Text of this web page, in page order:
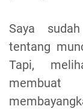
Saya
tentang
Tapi,